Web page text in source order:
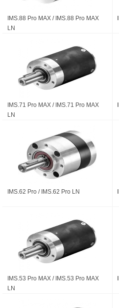
IMS.88 Pro MAX / IMS.88 Pro MAX
LN
IMS.71 Pro MAX / IMS.71 Pro MAX
LN
IMS.62 Pro / IMS.62 Pro LN
IMS.53 Pro MAX / IMS.53 Pro MAX
LN